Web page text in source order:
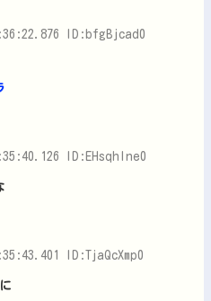
ID:bfgBjcad0
ID:EHsqhIne0
ID:TjaQcXmp0